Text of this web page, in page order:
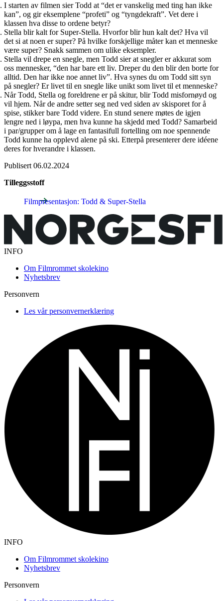
I starten av filmen sier Todd at “det er vanskelig med ting han ikke
kan”, og gir eksemplene “profeti” og “tyngdekraft”. Vet dere i
klassen hva disse to ordene betyr?
Stella blir kalt for Super-Stella. Hvorfor blir hun kalt det? Hva vil
det si at noen er super? På hvilke forskjellige måter kan et menneske
være super? Snakk sammen om ulike eksempler.
Stella vil drepe en snegle, men Todd sier at snegler er akkurat som
oss mennesker, “den har bare ett liv. Dreper du den blir den borte for
alltid. Den har ikke noe annet liv”. Hva synes du om Todd sitt syn
på snegler? Er livet til en snegle like unikt som livet til et menneske?
Når Todd, Stella og foreldrene er på skitur, blir Todd misfornøyd og
vil hjem. Når de andre setter seg ned ved siden av skisporet for å
spise, stikker bare Todd videre. En stund senere møtes de igjen
lengre ned i løypa, men hva kunne ha skjedd med Todd? Samarbeid
i par/grupper om å lage en fantasifull fortelling om noe spennende
Todd kunne ha opplevd alene på ski. Etterpå presenterer dere idéene
deres for hverandre i klassen.
Publisert 06.02.2024
Tilleggsstoff
Filmpresentasjon: Todd & Super-Stella
INFO
Om Filmrommet skolekino
Nyhetsbrev
Personvern
Les vår personvernerklæring
INFO
Om Filmrommet skolekino
Nyhetsbrev
Personvern